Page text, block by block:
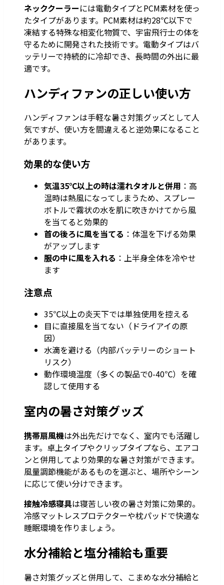
ネッククーラーには電動タイプとPCM素材を使っ
たタイプがあります。PCM素材は約28℃以下で
凍結する特殊な相変化物質で、宇宙飛行士の体を
守るために開発された技術です。電動タイプはバ
ッテリーで持続的に冷却でき、長時間の外出に最
適です。
ハンディファンの正しい使い方
ハンディファンは手軽な暑さ対策グッズとして人
気ですが、使い方を間違えると逆効果になること
があります。
効果的な使い方
気温35℃以上の時は濡れタオルと併用 ：高
温時は熱風になってしまうため、スプレー
ボトルで霧状の水を肌に吹きかけてから風
を当てると効果的
首の後ろに風を当てる ：体温を下げる効果
がアップします
服の中に風を入れる ：上半身全体を冷やせ
ます
注意点
35℃以上の炎天下では単独使用を控える
目に直接風を当てない（ドライアイの原
因）
水滴を避ける（内部バッテリーのショート
リスク）
動作環境温度（多くの製品で0-40℃）を確
認して使用する
室内の暑さ対策グッズ
携帯扇風機は外出先だけでなく、室内でも活躍し
ます。卓上タイプやクリップタイプなら、エアコ
ンと併用してより効果的な暑さ対策ができます。
風量調節機能があるものを選ぶと、場所やシーン
に応じて使い分けできます。
接触冷感寝具は寝苦しい夜の暑さ対策に効果的。
冷感マットレスプロテクターや枕パッドで快適な
睡眠環境を作りましょう。
水分補給と塩分補給も重要
暑さ対策グッズと併用して、こまめな水分補給と